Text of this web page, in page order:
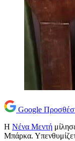
Google
Η Νένα Μεντή
Μπάρκα.